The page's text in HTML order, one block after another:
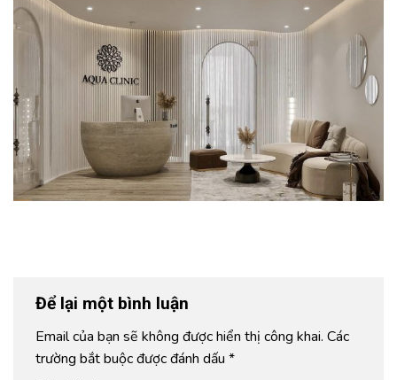
Để lại một bình luận
Email của bạn sẽ không được hiển thị công khai. Các
trường bắt buộc được đánh dấu *